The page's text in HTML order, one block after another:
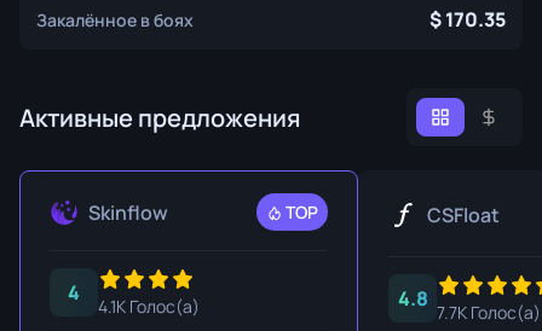
Закалённое в боях 170.35
Активные предложения
Skinflow TOP
4
4.1K Голос(а)
CSFloat
4.8
7.7K Голос(а)